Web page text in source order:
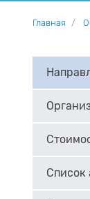
Главная
Список